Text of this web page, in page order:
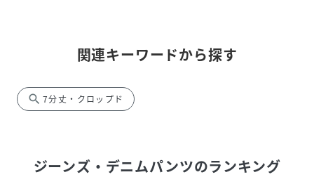
関連キーワードから探す
search 7分丈・クロップド
ジーンズ・デニムパンツのランキング